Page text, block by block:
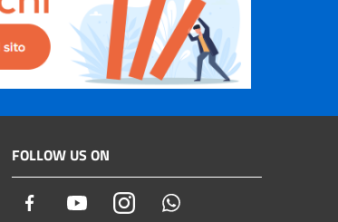
FOLLOW US ON
Facebook YoutubeInstagram